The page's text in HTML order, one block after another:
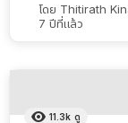
โดย Thitirath
7 ปีที่แล้ว
11.3k ดู